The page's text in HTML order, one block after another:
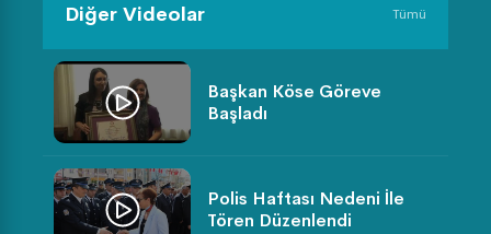
Diğer Videolar Tümü
Başkan Köse Göreve
Başladı
Polis Haftası Nedeni İle
Tören Düzenlendi